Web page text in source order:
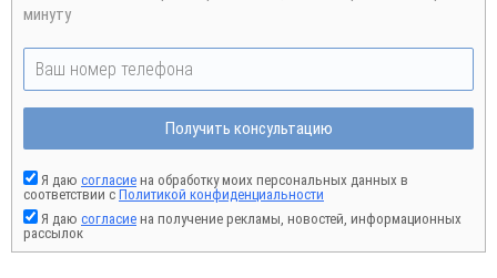
минуту
Получить консультацию
Я даю согласие на обработку моих персональных данных в
соответствии с Политикой конфиденциальности
Я даю согласие на получение рекламы, новостей, информационных
рассылок